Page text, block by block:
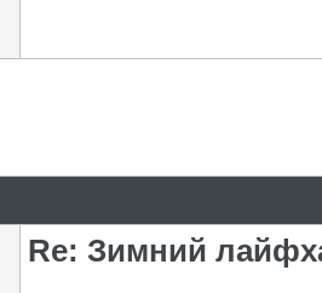
Re: Зимний